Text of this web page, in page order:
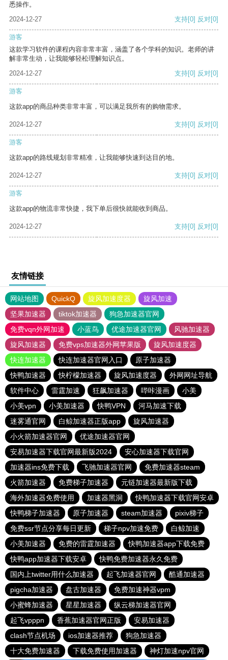
悉操作。
2024-12-27
支持[0] 反对[0]
游客
这款学习软件的课程内容非常丰富，涵盖了各个学科的知识。老师的讲
解非常生动，让我能够轻松理解知识点。
2024-12-27
支持[0] 反对[0]
游客
这款app的商品种类非常丰富，可以满足我所有的购物需求。
2024-12-27 支持[0] 反对[0]
游客
这款app的路线规划非常精准，让我能够快速到达目的地。
2024-12-27 支持[0] 反对[0]
游客
这款app的物流非常快捷，我下单后很快就能收到商品。
2024-12-27 支持[0] 反对[0]
友情链接
网站地图 QuickQ 旋风加速度器
旋风加速
坚果加速器
tiktok加速器
狗急加速器官网
免费vqn外网加速
小蓝鸟 优途加速器官网
风驰加速器
旋风加速器
免费vps加速器外网苹果版
旋风加速度器
快连加速器
快连加速器官网入口
原子加速器
快鸭加速器
快柠檬加速器 旋风加速度器
外网网址导航
软件中心
雷霆加速 狂飙加速器 哔咔漫画
小美
小美vpn
小美加速器 快鸭VPN
河马加速下载
迷雾通官网
白鲸加速器正版app
旋风加速器
小火箭加速器官网
优途加速器官网
安易加速器下载官网最新版2024
安心加速器下载官网
加速器ins免费下载
飞驰加速器官网
免费加速器steam
火箭加速器
免费梯子加速器
元链加速器最新版下载
海外加速器免费使用
加速器黑洞
快鸭加速器下载官网安卓
快鸭梯子加速器
原子加速器 steam加速器
pixiv梯子
免费ssr节点分享每日更新
梯子npv加速免费
白鲸加速
小美加速器
免费的雷霆加速器
快鸭加速器app下载免费
快鸭app加速器下载安卓
快鸭免费加速器永久免费
国内上twitter用什么加速器
起飞加速器官网
酷通加速器
pigcha加速器
盘古加速器
免费加速神器vpm
小蜜蜂加速器
星星加速器
纵云梯加速器官网
起飞vpppn
香蕉加速器官网正版
安易加速器
clash节点机场
ios加速器推荐
狗急加速器
十大免费加速器
下载免费使用加速器 神灯加速npv官网